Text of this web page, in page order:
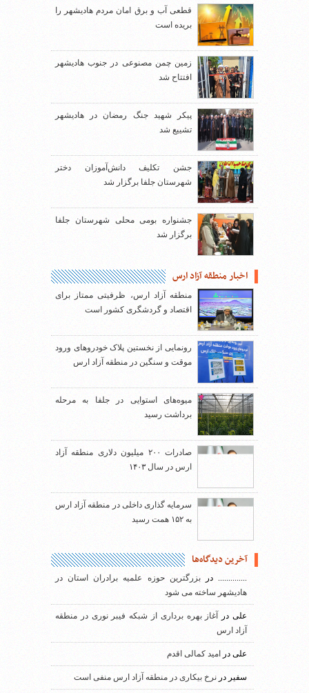
قطعی آب و برق امان مردم هادیشهر را
بریده است
زمین چمن مصنوعی در جنوب هادیشهر
افتتاح شد
پیکر شهید جنگ رمضان در هادیشهر
تشییع شد
جشن تکلیف دانش‌آموزان دختر
شهرستان جلفا برگزار شد
جشنواره بومی محلی شهرستان جلفا
برگزار شد
اخبار منطقه آزاد ارس
منطقه آزاد ارس، ظرفیتی ممتاز برای
اقتصاد و گردشگری کشور است
رونمایی از نخستین پلاک خودروهای ورود
موقت و سنگین در منطقه آزاد ارس
میوه‌های استوایی در جلفا به مرحله
برداشت رسید
صادرات ۲۰۰ میلیون دلاری منطقه آزاد
ارس در سال ۱۴۰۳
سرمایه گذاری داخلی در منطقه آزاد ارس
به ۱۵۲ همت رسید
آخرین دیدگاه‌ها
..............دربزرگترین حوزه علمیه برادران استان در
هادیشهر ساخته می شود
علیدر
آغاز بهره برداری از شبکه فیبر نوری در منطقه
آزاد ارس
علی در امید کمالی اقدم
سفیر در نرخ بیکاری در منطقه آزاد ارس منفی است